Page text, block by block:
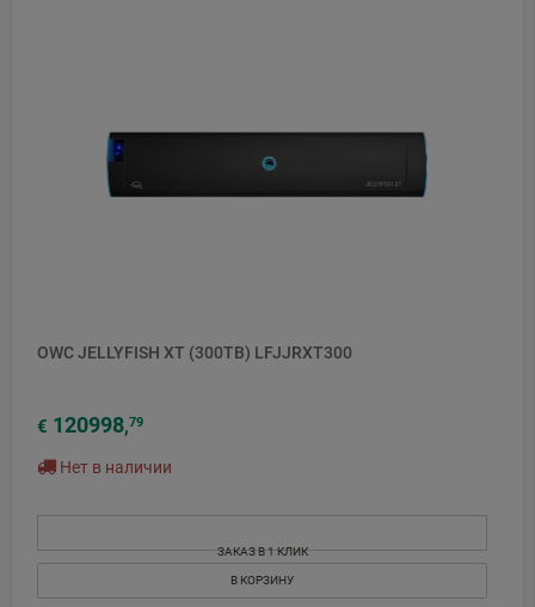
OWC JELLYFISH XT (300TB) LFJJRXT300
€ 120998,79
Нет в наличии
ЗАКАЗ В 1 КЛИК
В КОРЗИНУ